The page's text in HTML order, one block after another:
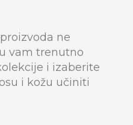
ne
vam trenutno
i izaberite
i kožu učiniti